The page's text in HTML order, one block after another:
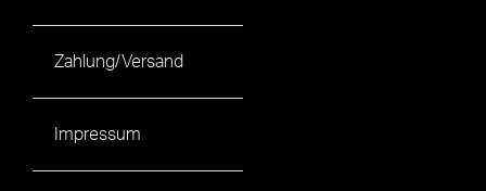
Zahlung/Versand
Impressum